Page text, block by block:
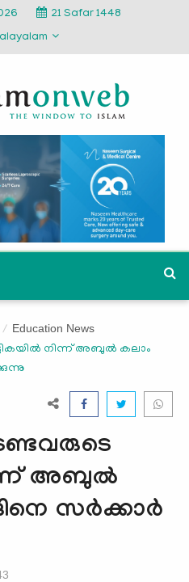
21 Safar 1448
Education News
നിന്ന് അബുല്‍ കലാം
അബുല്‍
സര്‍ക്കാര്‍